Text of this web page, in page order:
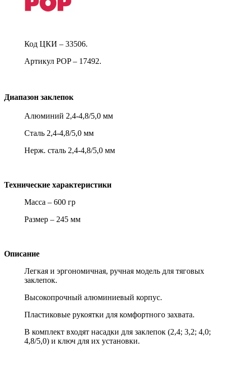
Код ЦКИ – 33506.
Артикул POP – 17492.
Диапазон заклепок
Алюминий 2,4-4,8/5,0 мм
Сталь 2,4-4,8/5,0 мм
Нерж. сталь 2,4-4,8/5,0 мм
Технические характеристики
Масса – 600 гр
Размер – 245 мм
Описание
Легкая и эргономичная, ручная модель для тяговых
заклепок.
Высокопрочный алюминиевый корпус.
Пластиковые рукоятки для комфортного захвата.
В комплект входят насадки для заклепок (2,4; 3,2; 4,0;
4,8/5,0) и ключ для их установки.